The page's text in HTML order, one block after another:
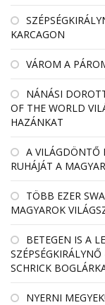
KARCAGON
VÁROM A
NÁNÁSI
OF THE WORLD
HAZÁNKAT
A VILÁGDÖNTŐ
RUHÁJÁT A
TÖBB EZER
MAGYAROK
BETEGEN IS A
SCHRICK
NYERNI MEGYEK!